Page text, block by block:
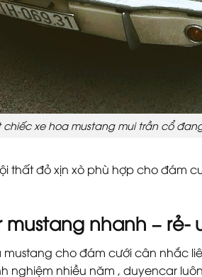
chiếc xe hoa mustang mui trần cổ
thất đỏ xịn xò phù hợp cho đám
nhanh – rẻ-
cho đám cưới cân nhắc
nghiệm nhiều năm , duyencar